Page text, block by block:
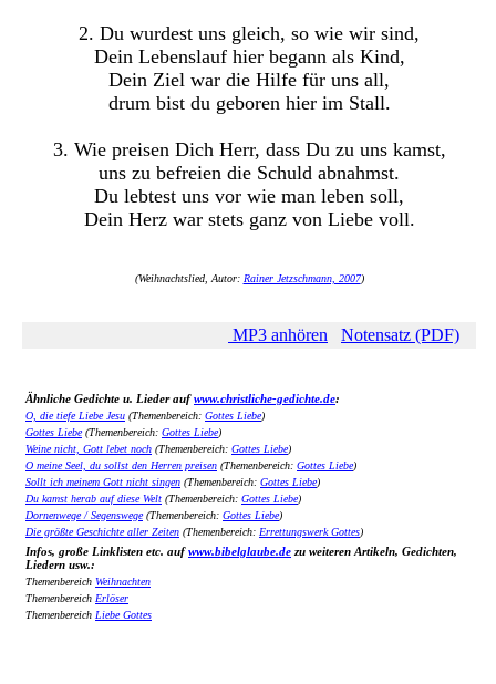
2. Du wurdest uns gleich, so wie wir sind,
Dein Lebenslauf hier begann als Kind,
Dein Ziel war die Hilfe für uns all,
drum bist du geboren hier im Stall.
3. Wie preisen Dich Herr, dass Du zu uns kamst,
uns zu befreien die Schuld abnahmst.
Du lebtest uns vor wie man leben soll,
Dein Herz war stets ganz von Liebe voll.
(Weihnachtslied, Autor: Rainer Jetzschmann, 2007)
MP3 anhören Notensatz (PDF)
Ähnliche Gedichte u. Lieder aufwww.christliche-gedichte.de:
O, die tiefe Liebe Jesu (Themenbereich: Gottes Liebe)
Gottes Liebe(Themenbereich: Gottes Liebe)
Weine nicht, Gott lebet noch (Themenbereich: Gottes Liebe)
O meine Seel, du sollst den Herren preisen (Themenbereich: Gottes Liebe)
Sollt ich meinem Gott nicht singen (Themenbereich: Gottes Liebe)
Du kamst herab auf diese Welt (Themenbereich: Gottes Liebe)
Dornenwege / Segenswege(Themenbereich: Gottes Liebe)
Die größte Geschichte aller Zeiten (Themenbereich: Errettungswerk Gottes)
Infos, große Linklisten etc. aufwww.bibelglaube.de zu weiteren Artikeln, Gedichten,
Liedern usw.:
Themenbereich Weihnachten
Themenbereich Erlöser
Themenbereich Liebe Gottes